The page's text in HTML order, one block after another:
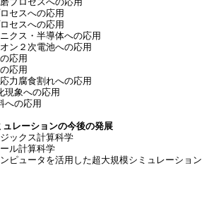
プロセスへの応用
セスへの応用
セスへの応用
クス・半導体への応用
ン２次電池への応用
応用
応用
力腐食割れへの応用
象への応用
への応用
ュレーションの今後の発展
ックス計算科学
ル計算科学
ピュータを活用した超大規模シミュレーション